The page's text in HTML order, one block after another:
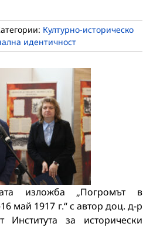
Културно-историческо
идентичност
изложба „Погромът в
май 1917 г.“ с автор доц. д-р
за исторически